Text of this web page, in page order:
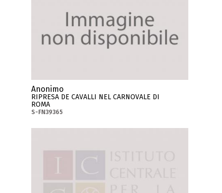
Anonimo
RIPRESA DE CAVALLI NEL CARNOVALE DI
ROMA
S-FN39365